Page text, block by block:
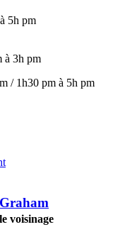
5h pm
à 3h pm
/ 1h30 pm à 5h pm
voisinage